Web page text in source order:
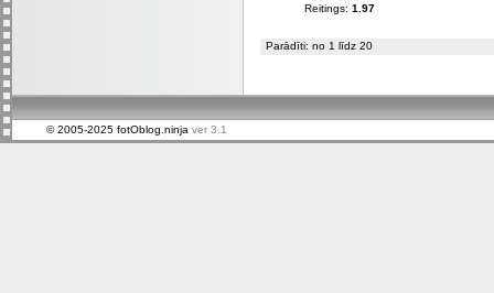
Reitings:1.97
Parādīti: no 1 līdz 20
© 2005-2025 fotOblog.ninja ver 3.1